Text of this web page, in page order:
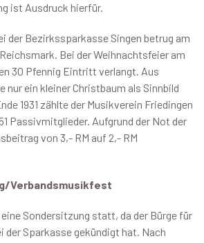
ist Ausdruck hierfür.
der Bezirkssparkasse Singen betrug am
Bei der Weihnachtsfeier am
30 Pfennig Eintritt verlangt. Aus
nur ein kleiner Christbaum als Sinnbild
1931 zählte der Musikverein Friedingen
Passivmitglieder. Aufgrund der Not der
von 3,- RM auf 2,- RM
Verbandsmusikfest
eine Sondersitzung statt, da der Bürge für
der Sparkasse gekündigt hat. Nach